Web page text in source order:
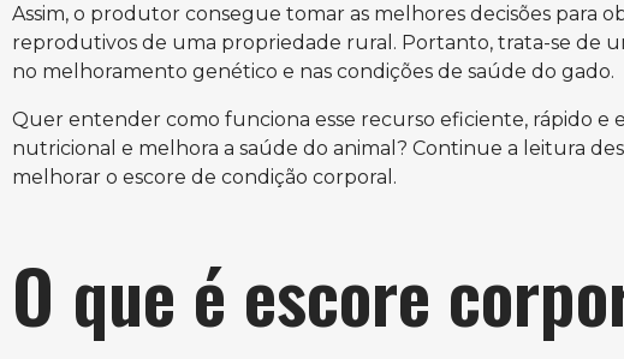
Assim, o produtor consegue tomar as melhores decisões para
reprodutivos de uma propriedade rural. Portanto, trata-se de
no melhoramento genético e nas condições de saúde do gado.
Quer entender como funciona esse recurso eficiente, rápido e
nutricional e melhora a saúde do animal? Continue a leitura
melhorar o escore de condição corporal.
O que é escore